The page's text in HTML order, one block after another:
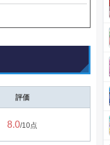
評価
8.0/10点